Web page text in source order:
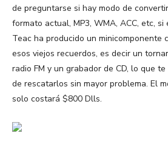
de preguntarse si hay modo de
formato actual, MP3, WMA, ACC, etc,
Teac ha producido un minicomponente
esos viejos recuerdos, es decir un
radio FM y un grabador de CD, lo que
de rescatarlos sin mayor problema. El
solo costará $800 Dlls.